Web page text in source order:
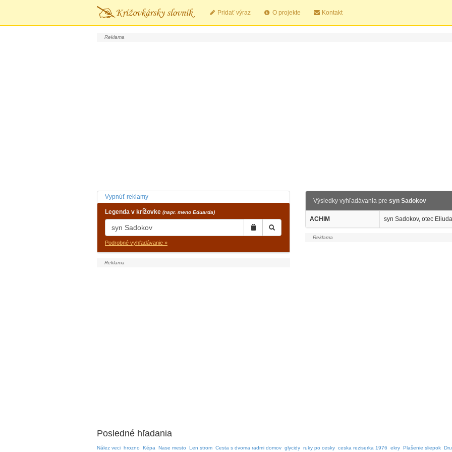
Pridať výraz O projekte Kontakt
Vypnúť reklamy
Legenda v krížovke (napr. meno Eduarda)
Podrobné vyhľadávanie »
Výsledky vyhľadávania pre syn Sadokov
ACHIM syn Sadokov, otec Eliuda
Posledné hľadania
Nález veci hrozno Képa Nase mesto Len strom Cesta s dvoma radmi domov glycidy ruky po cesky ceska reziserka 1976 ekry Plašenie sliepok